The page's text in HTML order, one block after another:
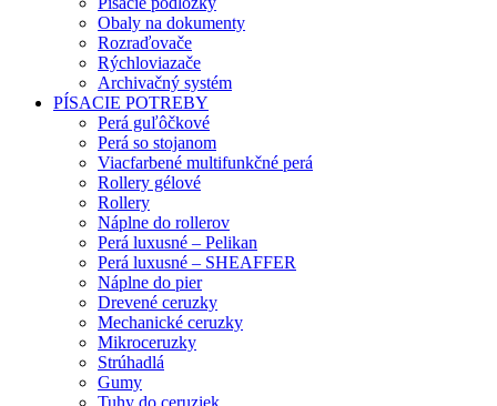
Obaly na dokumenty
Rozraďovače
Rýchloviazače
Archivačný systém
PÍSACIE POTREBY
Perá guľôčkové
Perá so stojanom
Viacfarbené multifunkčné perá
Rollery gélové
Rollery
Náplne do rollerov
Perá luxusné – Pelikan
Perá luxusné – SHEAFFER
Náplne do pier
Drevené ceruzky
Mechanické ceruzky
Mikroceruzky
Strúhadlá
Gumy
Tuhy do ceruziek